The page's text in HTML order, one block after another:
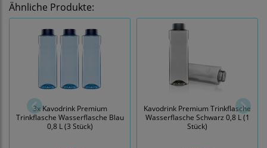
Ähnliche Produkte:
3x Kavodrink Premium
Trinkflasche Wasserflasche Blau
0,8 L (3 Stück)
Kavodrink Premium Trinkflasche
Wasserflasche Schwarz 0,8 L (1
Stück)